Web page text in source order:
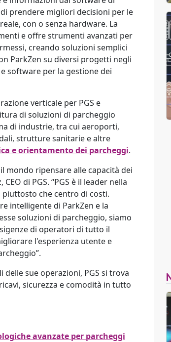
prendere migliori decisioni per le
con o senza hardware. La
e offre strumenti avanzati per
creando soluzioni semplici
ParkZen su diversi progetti negli
software per la gestione dei
verticale per PGS e
di soluzioni di parcheggio
di industrie, tra cui aeroporti,
strutture sanitarie e altre
e orientamento dei parcheggi.
mondo ripensare alle capacità dei
di PGS. “PGS è il leader nella
che centro di costi.
intelligente di ParkZen e la
soluzioni di parcheggio, siamo
di operatori di tutto il
l'esperienza utente e
delle sue operazioni, PGS si trova
sicurezza e comodità in tutto
avanzate per parcheggi